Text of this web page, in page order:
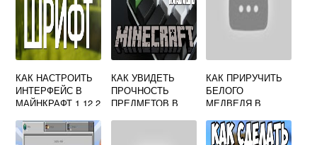
КАК НАСТРОИТЬ
ИНТЕРФЕЙС В
МАЙНКРАФТ 1 12 2
КАК УВИДЕТЬ
ПРОЧНОСТЬ
ПРЕДМЕТОВ В
КАК ПРИРУЧИТЬ
БЕЛОГО
МЕДВЕДЯ В